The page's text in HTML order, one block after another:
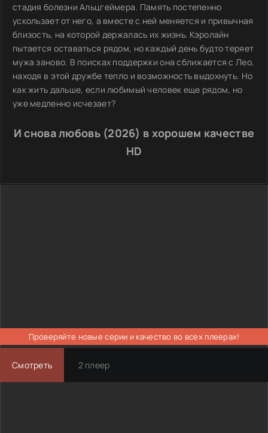
стадия болезни Альцгеймера. Память постепенно
ускользает от него, а вместе с ней меняется и привычная
близость, на которой держалась их жизнь. Кэролайн
пытается оставаться рядом, но каждый день будто теряет
мужа заново. В поисках поддержки она сближается с Лео,
находя в этой дружбе тепло и возможность выдохнуть. Но
как жить дальше, если любимый человек еще рядом, но
уже медленно исчезает?
И снова любовь (2026) в хорошем качестве
HD
Проверяйте новые серии и качество во всех плеерах!
Смотреть 2 плеер